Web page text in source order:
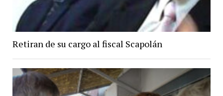
Retiran de su cargo al fiscal Scapolán